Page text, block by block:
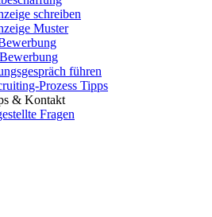
schreiben
Muster
führen
Prozess Tipps
& Kontakt
Fragen